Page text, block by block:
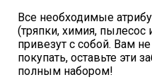
Все необходимые
(тряпки, химия, пылесос
привезут с собой. Вам
покупать, оставьте эти
полным набором!